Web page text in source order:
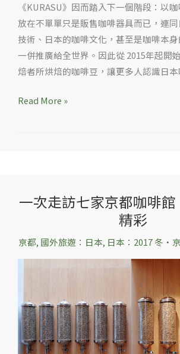
《KURASU》因而踏入下一個階段：以
放在不單單只是販售咖啡器具而已，連
技術、日本的咖啡文化，甚至是咖啡本
一併推廣給全世界。因此從 2015年起開
焙者所烘焙的咖啡豆，讓更多人認識日本
啡
烘
者
品
Read More »
一次走訪七家京都咖啡
精彩
京都, 國外旅遊：日本, 日本：2017 冬‧
一
訪
都
咖
啡